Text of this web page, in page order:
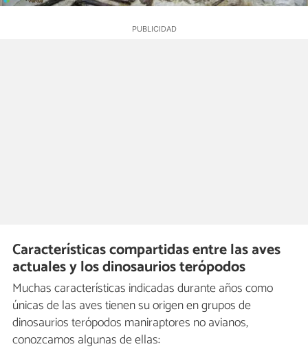
Características compartidas entre las aves
actuales y los dinosaurios terópodos
Muchas características indicadas durante años como
únicas de las aves tienen su origen en grupos de
dinosaurios terópodos maniraptores no avianos,
conozcamos algunas de ellas: